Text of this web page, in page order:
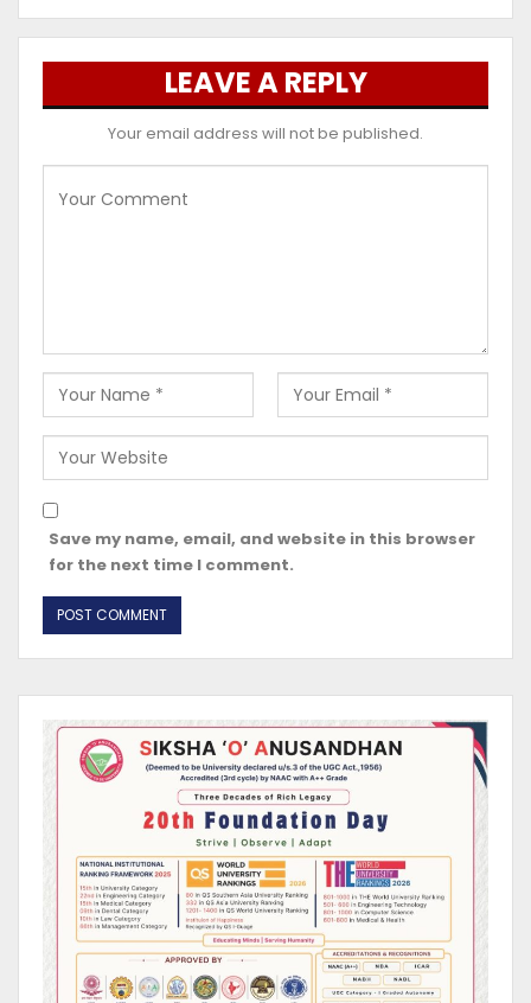
LEAVE A REPLY
Your email address will not be published.
Save my name, email, and website in this browser
for the next time I comment.